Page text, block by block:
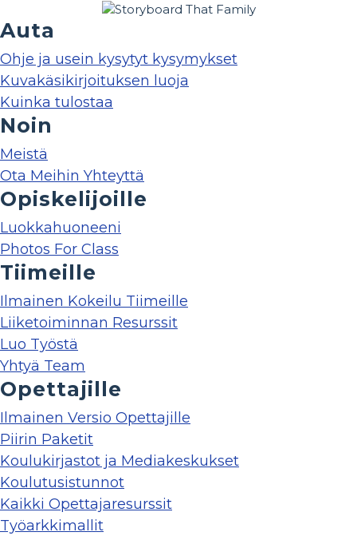
Auta
Ohje ja usein kysytyt kysymykset
Kuvakäsikirjoituksen luoja
Kuinka tulostaa
Noin
Meistä
Ota Meihin Yhteyttä
Opiskelijoille
Luokkahuoneeni
Photos For Class
Tiimeille
Ilmainen Kokeilu Tiimeille
Liiketoiminnan Resurssit
Luo Työstä
Yhtyä Team
Opettajille
Ilmainen Versio Opettajille
Piirin Paketit
Koulukirjastot ja Mediakeskukset
Koulutusistunnot
Kaikki Opettajaresurssit
Työarkkimallit